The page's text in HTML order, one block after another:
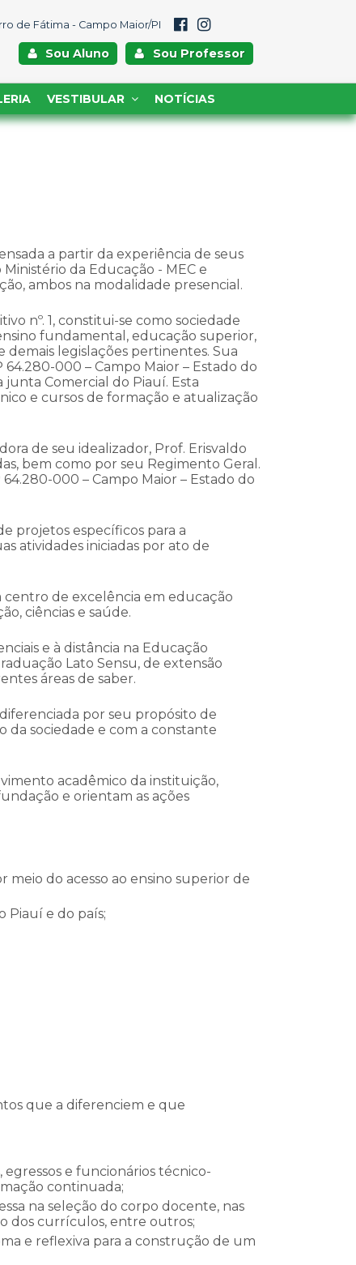
de Fátima - Campo Maior/PI
Sou Aluno Sou Professor
VESTIBULAR NOTÍCIAS
a partir da experiência de seus
da Educação - MEC e
ambos na modalidade presencial.
nº. 1, constitui-se como sociedade
fundamental, educação superior,
demais legislações pertinentes. Sua
64.280-000 – Campo Maior – Estado do
junta Comercial do Piauí. Esta
e cursos de formação e atualização
de seu idealizador, Prof. Erisvaldo
bem como por seu Regimento Geral.
000 – Campo Maior – Estado do
projetos específicos para a
atividades iniciadas por ato de
de excelência em educação
ciências e saúde.
e à distância na Educação
Lato Sensu, de extensão
áreas de saber.
por seu propósito de
da sociedade e com a constante
acadêmico da instituição,
e orientam as ações
do acesso ao ensino superior de
Piauí e do país;
que a diferenciem e que
e funcionários técnico-
continuada;
na seleção do corpo docente, nas
dos currículos, entre outros;
e reflexiva para a construção de um